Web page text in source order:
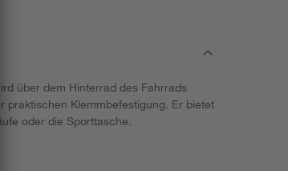
über dem Hinterrad des Fahrrads
praktischen Klemmbefestigung. Er bietet
oder die Sporttasche.